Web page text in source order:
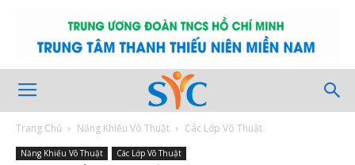
Trang Chủ Năng Khiếu Võ Thuật Các Lớp Võ Thuật
Năng Khiếu Võ Thuật Các Lớp Võ Thuật